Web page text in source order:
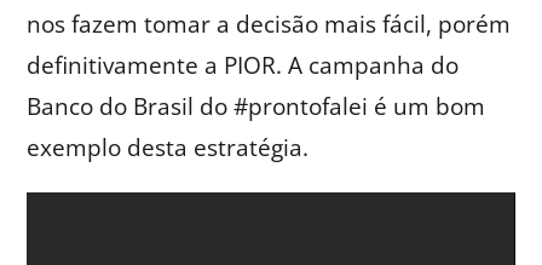
nos fazem tomar a decisão mais fácil, porém
definitivamente a PIOR. A campanha do
Banco do Brasil do #prontofalei é um bom
exemplo desta estratégia.